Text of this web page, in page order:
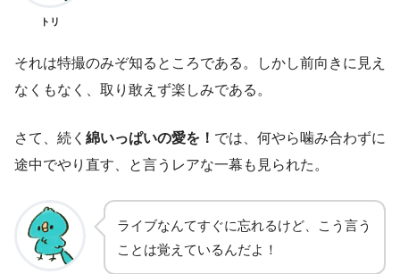
トリ
それは特撮のみぞ知るところである。しかし前向きに見え
なくもなく、取り敢えず楽しみである。
さて、続く 綿いっぱいの愛を！ では、何やら噛み合わずに
途中でやり直す、と言うレアな一幕も見られた。
ライブなんてすぐに忘れるけど、こう言う
ことは覚えているんだよ！